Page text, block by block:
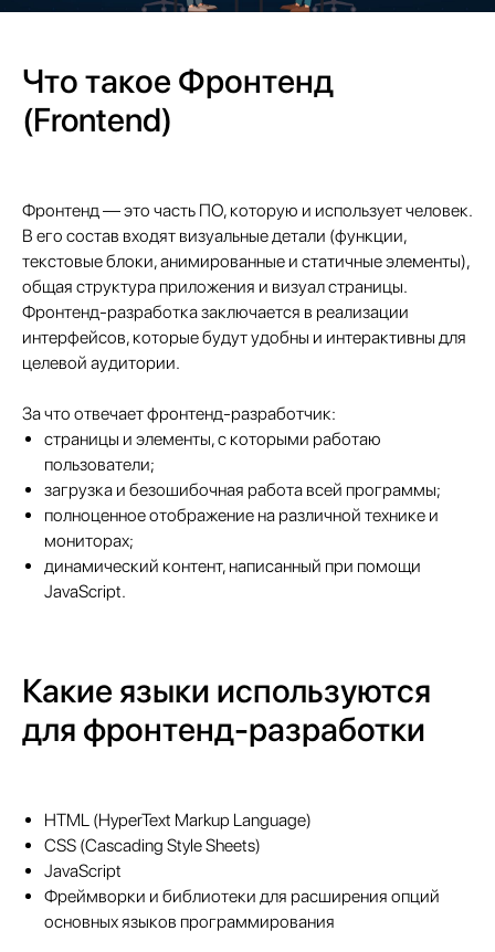
Что такое Фронтенд
(Frontend)
Фронтенд — это часть ПО, которую и использует человек.
В его состав входят визуальные детали (функции,
текстовые блоки, анимированные и статичные элементы),
общая структура приложения и визуал страницы.
Фронтенд-разработка заключается в реализации
интерфейсов, которые будут удобны и интерактивны для
целевой аудитории.
За что отвечает фронтенд-разработчик:
страницы и элементы, с которыми работаю
пользователи;
загрузка и безошибочная работа всей программы;
полноценное отображение на различной технике и
мониторах;
динамический контент, написанный при помощи
JavaScript.
Какие языки используются
для фронтенд-разработки
HTML (HyperText Markup Language)
CSS (Cascading Style Sheets)
JavaScript
Фреймворки и библиотеки для расширения опций
основных языков программирования